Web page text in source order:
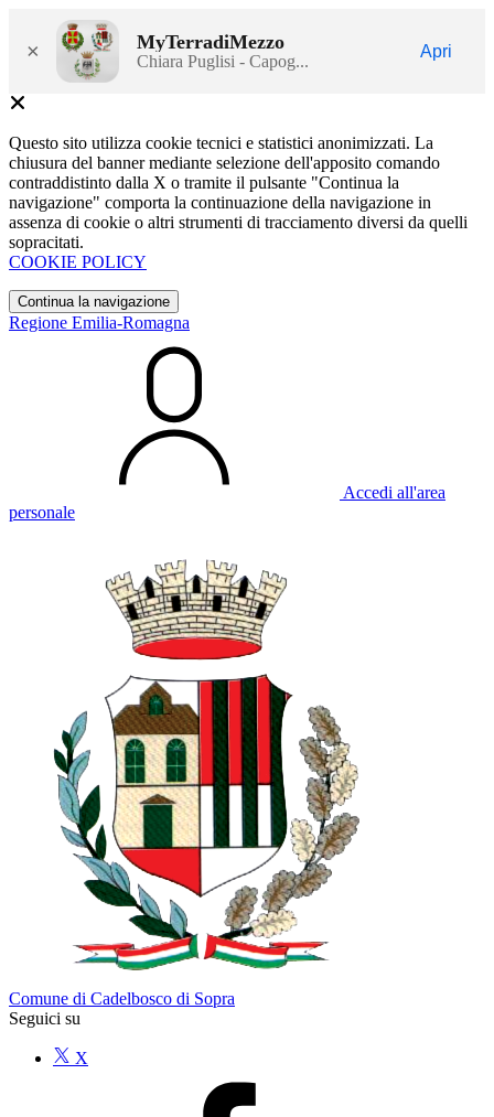
× MyTerradiMezzo
Chiara Puglisi - Capog...
Apri
Questo sito utilizza cookie tecnici e statistici anonimizzati. La
chiusura del banner mediante selezione dell'apposito comando
contraddistinto dalla X o tramite il pulsante "Continua la
navigazione" comporta la continuazione della navigazione in
assenza di cookie o altri strumenti di tracciamento diversi da quelli
sopracitati.
COOKIE POLICY
Continua la navigazione
Regione Emilia-Romagna
Accedi all'area
personale
Comune di Cadelbosco di Sopra
Seguici su
X